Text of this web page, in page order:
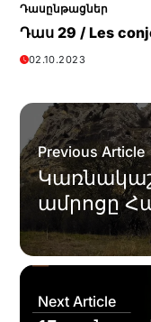
Դասընթացներ
Դաս 29 / Les
02.10.2023
Previous Article
ամրոցը
Next Article